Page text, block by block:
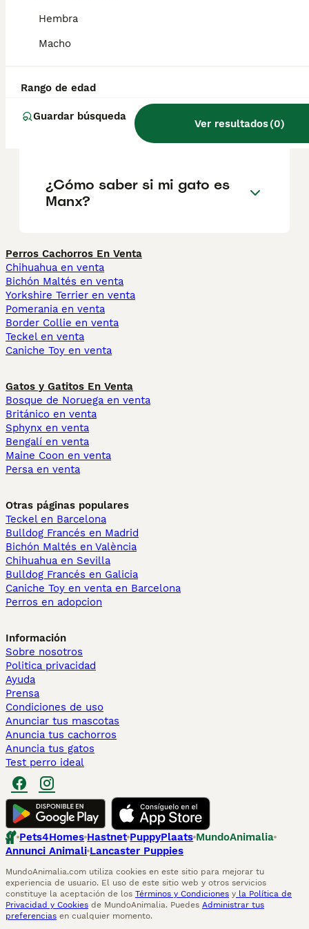
Hembra
Macho
Rango de edad
Guardar búsqueda
Ver resultados(0)
¿Qué significa Manx?
¿Cómo saber si mi gato es
Manx?
Perros Cachorros En Venta
Chihuahua en venta
Bichón Maltés en venta
Yorkshire Terrier en venta
Pomerania en venta
Border Collie en venta
Teckel en venta
Caniche Toy en venta
Gatos y Gatitos En Venta
Bosque de Noruega en venta
Británico en venta
Sphynx en venta
Bengalí en venta
Maine Coon en venta
Persa en venta
Otras páginas populares
Teckel en Barcelona
Bulldog Francés en Madrid
Bichón Maltés en València
Chihuahua en Sevilla
Bulldog Francés en Galicia
Caniche Toy en venta en Barcelona
Perros en adopcion
Información
Sobre nosotros
Politica privacidad
Ayuda
Prensa
Condiciones de uso
Anunciar tus mascotas
Anuncia tus cachorros
Anuncia tus gatos
Test perro ideal
Pets4Homes Hastnet PuppyPlaats MundoAnimalia
Annunci Animali Lancaster Puppies
MundoAnimalia.com utiliza cookies en este sitio para mejorar tu
experiencia de usuario. El uso de este sitio web y otros servicios
constituye la aceptación de los Términos y Condiciones y la Política de
Privacidad y Cookies de MundoAnimalia. Puedes Administrar tus
preferencias en cualquier momento.